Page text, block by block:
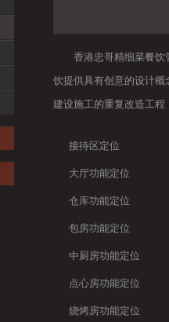
香港忠哥精细菜餐饮管
饮提供具有创意的设计
建设施工的重复改造工
接待区定位
大厅功能定位
仓库功能定位
包房功能定位
中厨房功能定位
点心房功能定位
烧烤房功能定位